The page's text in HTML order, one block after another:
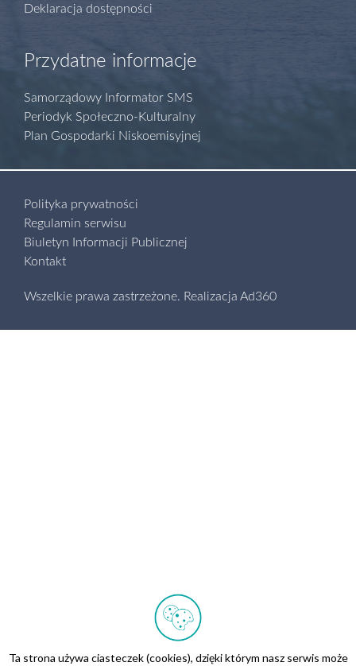
Deklaracja dostępności
Przydatne informacje
Samorządowy Informator SMS
Periodyk Społeczno-Kulturalny
Plan Gospodarki Niskoemisyjnej
Polityka prywatności
Regulamin serwisu
Biuletyn Informacji Publicznej
Kontakt
Wszelkie prawa zastrzeżone. Realizacja Ad360
Ta strona używa ciasteczek (cookies), dzięki którym nasz serwis może